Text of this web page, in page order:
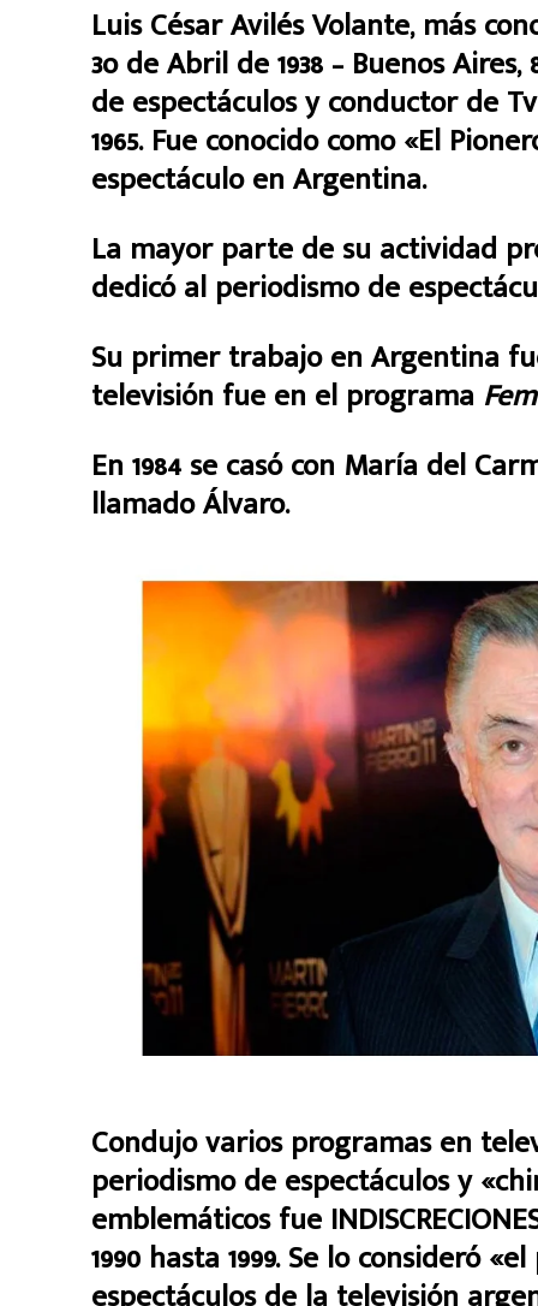
Luis César Avilés Volante, más
3o de Abril de 1938 – Buenos
de espectáculos y conductor de
1965. Fue conocido como «El
espectáculo en Argentina.
La mayor parte de su actividad
dedicó al periodismo de
Su primer trabajo en Argentina
televisión fue en el programa
En 1984 se casó con María del
llamado Álvaro.
Condujo varios programas en
periodismo de espectáculos y
emblemáticos fue
1990 hasta 1999. Se lo consideró